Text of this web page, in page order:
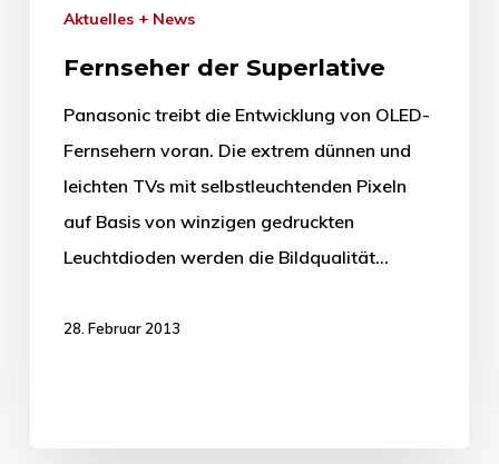
Aktuelles + News
Fernseher der Superlative
Panasonic treibt die Entwicklung von OLED-
Fernsehern voran. Die extrem dünnen und
leichten TVs mit selbstleuchtenden Pixeln
auf Basis von winzigen gedruckten
Leuchtdioden werden die Bildqualität…
28. Februar 2013